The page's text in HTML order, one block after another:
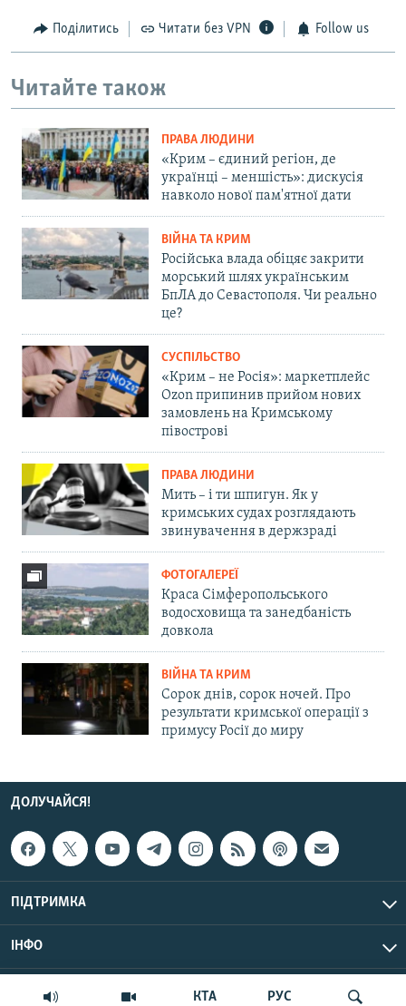
КТА РУС
Поділитись Читати без VPN Follow us
Читайте також
ПРАВА ЛЮДИНИ
«Крим – єдиний регіон, де
українці – меншість»: дискусія
навколо нової пам'ятної дати
ВІЙНА ТА КРИМ
Російська влада обіцяє закрити
морський шлях українським
БпЛА до Севастополя. Чи реально
це?
СУСПІЛЬСТВО
«Крим – не Росія»: маркетплейс
Ozon припинив прийом нових
замовлень на Кримському
півострові
ПРАВА ЛЮДИНИ
Мить – і ти шпигун. Як у
кримських судах розглядають
звинувачення в держзраді
ФОТОГАЛЕРЕЇ
Краса Сімферопольського
водосховища та занедбаність
довкола
ВІЙНА ТА КРИМ
Сорок днів, сорок ночей. Про
результати кримської операції з
примусу Росії до миру
ДОЛУЧАЙСЯ!
ПІДТРИМКА
ІНФО
© Крим.Реалії, 2026 | Усі права застережено.